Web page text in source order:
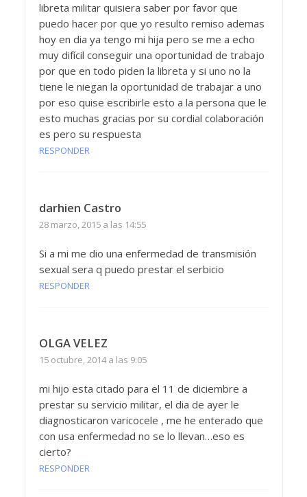
libreta militar quisiera saber por favor que
puedo hacer por que yo resulto remiso ademas
hoy en dia ya tengo mi hija pero se me a echo
muy difícil conseguir una oportunidad de trabajo
por que en todo piden la libreta y si uno no la
tiene le niegan la oportunidad de trabajar a uno
por eso quise escribirle esto a la persona que le
esto muchas gracias por su cordial colaboración
es pero su respuesta
RESPONDER
darhien Castro
28 marzo, 2015 a las 14:55
Si a mi me dio una enfermedad de transmisión
sexual sera q puedo prestar el serbicio
RESPONDER
OLGA VELEZ
15 octubre, 2014 a las 9:05
mi hijo esta citado para el 11 de diciembre a
prestar su servicio militar, el dia de ayer le
diagnosticaron varicocele , me he enterado que
con usa enfermedad no se lo llevan…eso es
cierto?
RESPONDER